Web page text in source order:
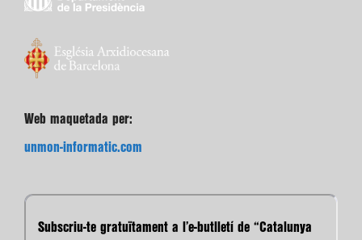
Web maquetada per:
unmon-informatic.com
Subscriu-te gratuïtament a l’e-butlletí de “Catalunya